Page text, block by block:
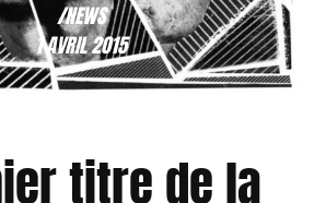
/NEWS
1 AVRIL 2015
titre de la